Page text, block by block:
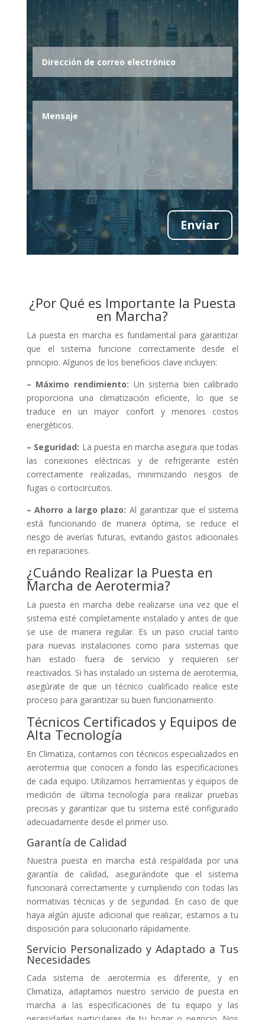
Enviar
¿Por Qué es Importante la Puesta
en Marcha?
La puesta en marcha es fundamental para garantizar
que el sistema funcione correctamente desde el
principio. Algunos de los beneficios clave incluyen:
– Máximo rendimiento: Un sistema bien calibrado
proporciona una climatización eficiente, lo que se
traduce en un mayor confort y menores costos
energéticos.
– Seguridad: La puesta en marcha asegura que todas
las conexiones eléctricas y de refrigerante estén
correctamente realizadas, minimizando riesgos de
fugas o cortocircuitos.
– Ahorro a largo plazo: Al garantizar que el sistema
está funcionando de manera óptima, se reduce el
riesgo de averías futuras, evitando gastos adicionales
en reparaciones.
¿Cuándo Realizar la Puesta en
Marcha de Aerotermia?
La puesta en marcha debe realizarse una vez que el
sistema esté completamente instalado y antes de que
se use de manera regular. Es un paso crucial tanto
para nuevas instalaciones como para sistemas que
han estado fuera de servicio y requieren ser
reactivados. Si has instalado un sistema de aerotermia,
asegúrate de que un técnico cualificado realice este
proceso para garantizar su buen funcionamiento.
Técnicos Certificados y Equipos de
Alta Tecnología
En Climatiza, contamos con técnicos especializados en
aerotermia que conocen a fondo las especificaciones
de cada equipo. Utilizamos herramientas y equipos de
medición de última tecnología para realizar pruebas
precisas y garantizar que tu sistema esté configurado
adecuadamente desde el primer uso.
Garantía de Calidad
Nuestra puesta en marcha está respaldada por una
garantía de calidad, asegurándote que el sistema
funcionará correctamente y cumpliendo con todas las
normativas técnicas y de seguridad. En caso de que
haya algún ajuste adicional que realizar, estamos a tu
disposición para solucionarlo rápidamente.
Servicio Personalizado y Adaptado a Tus
Necesidades
Cada sistema de aerotermia es diferente, y en
Climatiza, adaptamos nuestro servicio de puesta en
marcha a las especificaciones de tu equipo y las